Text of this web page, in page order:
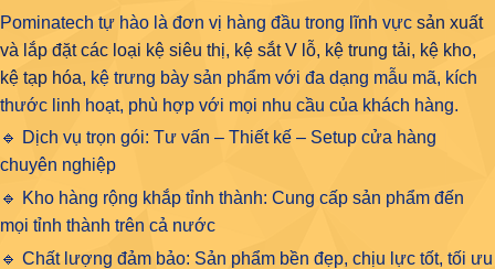
Pominatech tự hào là đơn vị hàng đầu trong lĩnh vực sản xuất
và lắp đặt các loại kệ siêu thị, kệ sắt V lỗ, kệ trung tải, kệ kho,
kệ tạp hóa, kệ trưng bày sản phẩm với đa dạng mẫu mã, kích
thước linh hoạt, phù hợp với mọi nhu cầu của khách hàng.
🔹 Dịch vụ trọn gói: Tư vấn – Thiết kế – Setup cửa hàng
chuyên nghiệp
🔹 Kho hàng rộng khắp tỉnh thành: Cung cấp sản phẩm đến
mọi tỉnh thành trên cả nước
🔹 Chất lượng đảm bảo: Sản phẩm bền đẹp, chịu lực tốt, tối ưu